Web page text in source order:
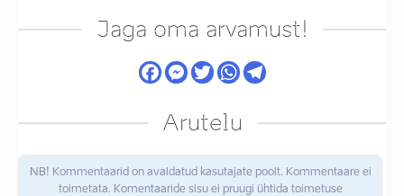
Jaga oma arvamust!
Arutelu
NB! Kommentaarid on avaldatud kasutajate poolt. Kommentaare ei
toimetata. Komentaaride sisu ei pruugi ühtida toimetuse